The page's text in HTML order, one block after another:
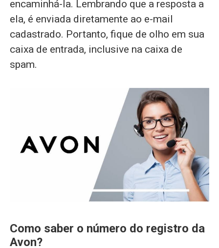
encaminhá-la. Lembrando que a resposta a
ela, é enviada diretamente ao e-mail
cadastrado. Portanto, fique de olho em sua
caixa de entrada, inclusive na caixa de
spam.
Como saber o número do registro da
Avon?